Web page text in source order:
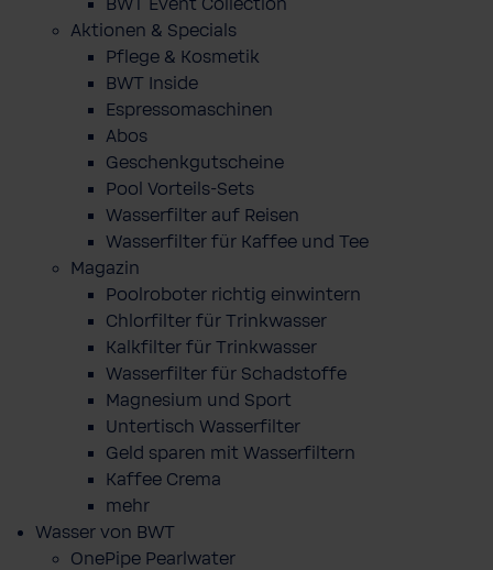
BWT Event Collection
Aktionen & Specials
Pflege & Kosmetik
BWT Inside
Espressomaschinen
Abos
Geschenkgutscheine
Pool Vorteils-Sets
Wasserfilter auf Reisen
Wasserfilter für Kaffee und Tee
Magazin
Poolroboter richtig einwintern
Chlorfilter für Trinkwasser
Kalkfilter für Trinkwasser
Wasserfilter für Schadstoffe
Magnesium und Sport
Untertisch Wasserfilter
Geld sparen mit Wasserfiltern
Kaffee Crema
mehr
Wasser von BWT
OnePipe Pearlwater